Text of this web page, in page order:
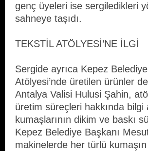
genç üyeleri ise sergiledikleri
sahneye taşıdı.
TEKSTİL ATÖLYESİ’NE İLGİ
Sergide ayrıca Kepez
Atölyesi’nde üretilen ürünler
Antalya Valisi Hulusi Şahin,
üretim süreçleri hakkında bilgi
kumaşlarının dikim ve baskı
Kepez Belediye Başkanı
makinelerde her türlü